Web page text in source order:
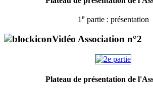
1 epartie : présentation
Vidéo Association n°2
Plateau de présentation de